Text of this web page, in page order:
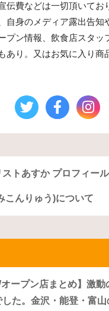
伝費などは一切頂いてお
自身のメディア露出告知
プン情報、飲食店スタッ
あり。又はお気に入り商
トあすか プロフィール
こんりゅう)について
オープン店まとめ】激
た。金沢・能登・富